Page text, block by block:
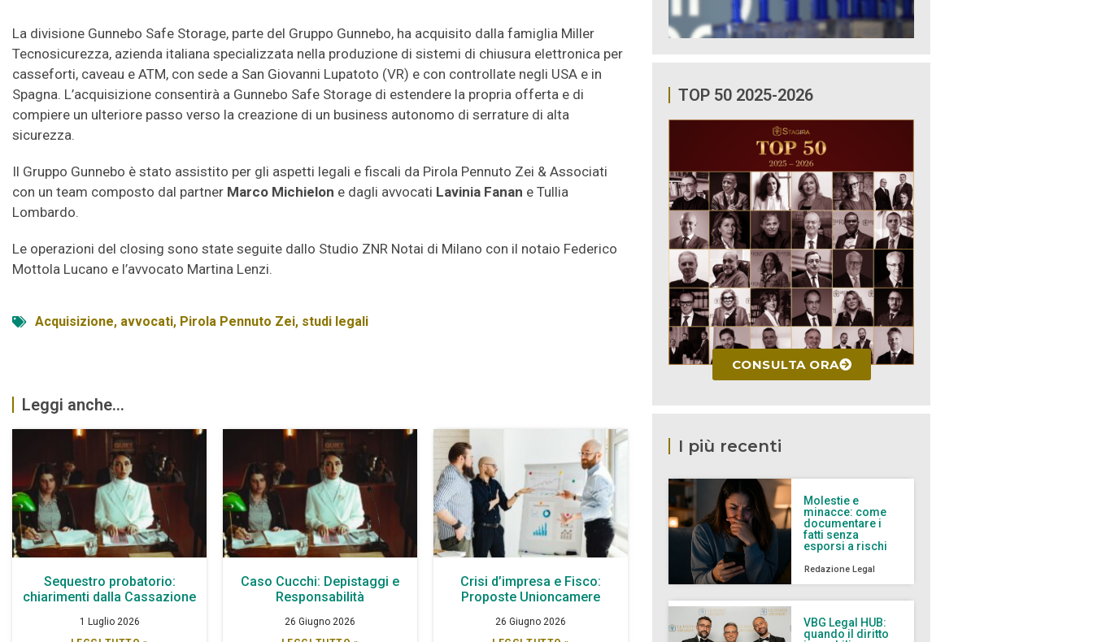
La divisione Gunnebo Safe Storage, parte del Gruppo Gunnebo, ha acquisito dalla famiglia Miller
Tecnosicurezza, azienda italiana specializzata nella produzione di sistemi di chiusura elettronica per
casseforti, caveau e ATM, con sede a San Giovanni Lupatoto (VR) e con controllate negli USA e in
Spagna. L’acquisizione consentirà a Gunnebo Safe Storage di estendere la propria offerta e di
compiere un ulteriore passo verso la creazione di un business autonomo di serrature di alta
sicurezza.
Il Gruppo Gunnebo è stato assistito per gli aspetti legali e fiscali da Pirola Pennuto Zei & Associati
con un team composto dal partner Marco Michielon e dagli avvocati Lavinia Fanan e Tullia
Lombardo.
Le operazioni del closing sono state seguite dallo Studio ZNR Notai di Milano con il notaio Federico
Mottola Lucano e l’avvocato Martina Lenzi.
Acquisizione, avvocati, Pirola Pennuto Zei, studi legali
Leggi anche...
Sequestro probatorio:
chiarimenti dalla Cassazione
1 Luglio 2026
Caso Cucchi: Depistaggi e
Responsabilità
26 Giugno 2026
Crisi d’impresa e Fisco:
Proposte Unioncamere
26 Giugno 2026
TOP 50 2025-2026
CONSULTA ORA
I più recenti
Molestie e
minacce: come
documentare i
fatti senza
esporsi a rischi
Redazione Legal
VBG Legal HUB:
quando il diritto